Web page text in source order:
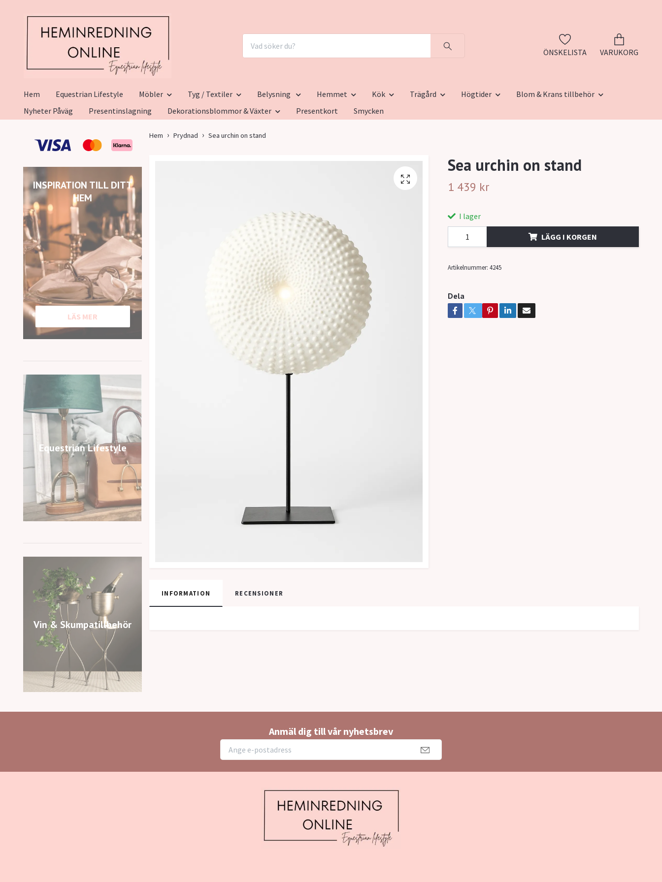
ÖNSKELISTA VARUKORG
Hem Equestrian Lifestyle Möbler Tyg / Textiler Belysning Hemmet Kök Trägård Högtider
Blom & Krans tillbehör
Nyheter Påväg
Presentinslagning Dekorationsblommor & Växter Presentkort Smycken
INSPIRATION TILL DITT
HEM
LÄS MER
Equestrian Lifestyle
Vin & Skumpatillbehör
Hem Prydnad Sea urchin on stand
Sea urchin on stand
1 439 kr
I lager
LÄGG I KORGEN
Artikelnummer: 4245
Dela
INFORMATION RECENSIONER
Anmäl dig till vår nyhetsbrev